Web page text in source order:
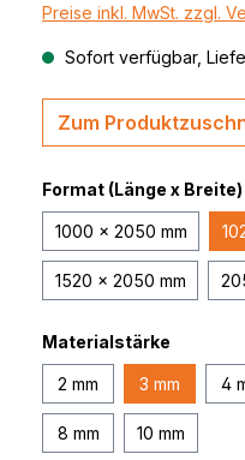
Preise inkl. MwSt. zzgl.
Sofort verfügbar,
Zum
Format (Länge x Breite)
1000 x 2050 mm
1520 x 2050 mm
Materialstärke
2 mm 3 mm 4
8 mm 10 mm